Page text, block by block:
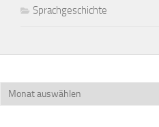
Sprachgeschichte
Archiv